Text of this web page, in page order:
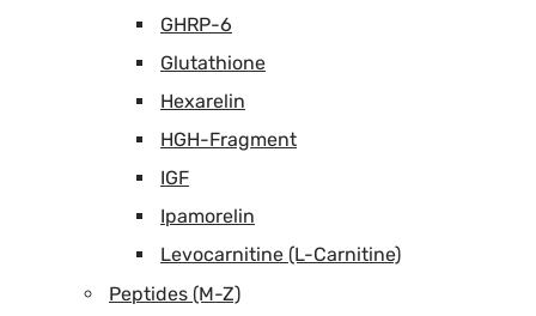
GHRP-6
Glutathione
Hexarelin
HGH-Fragment
IGF
Ipamorelin
Levocarnitine (L-Carnitine)
Peptides (M-Z)